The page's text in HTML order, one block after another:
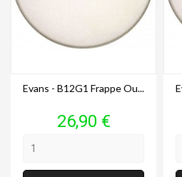
Evans - B12G1 Frappe Ou...
Prix
26,90 €